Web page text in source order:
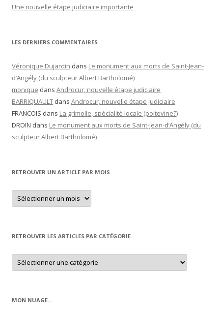
Une nouvelle étape judiciaire importante
LES DERNIERS COMMENTAIRES
Véronique Dujardin dans Le monument aux morts de Saint-Jean-
d’Angély (du sculpteur Albert Bartholomé)
monique dans Androcur, nouvelle étape judiciaire
BARRIQUAULT dans Androcur, nouvelle étape judiciaire
FRANCOIS dans La grimolle, spécialité locale (poitevine?)
DROIN dans Le monument aux morts de Saint-Jean-d’Angély (du
sculpteur Albert Bartholomé)
RETROUVER UN ARTICLE PAR MOIS
Retrouver
un
article
RETROUVER LES ARTICLES PAR CATÉGORIE
Retrouver
les
articles
MON NUAGE…